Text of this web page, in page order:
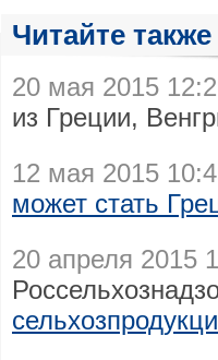
Читайте также
20 мая 2015
из Греции,
12 мая 2015
может стать
20 апреля 2015